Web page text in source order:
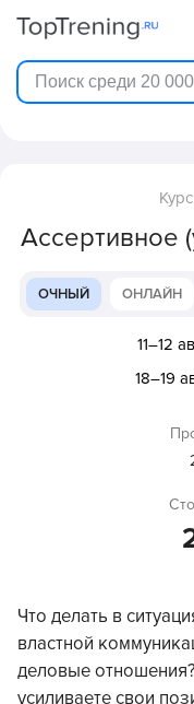
Ассертивное
ОЧНЫЙ ОНЛАЙН
11–12
18–19
Что делать в
властной
деловые
усиливаете свои